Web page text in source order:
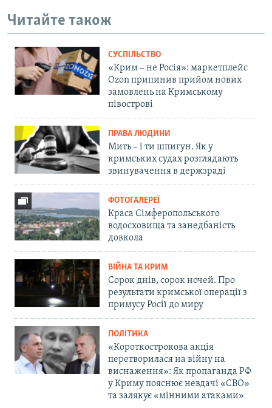
Читайте також
СУСПІЛЬСТВО
«Крим – не Росія»: маркетплейс
Ozon припинив прийом нових
замовлень на Кримському
півострові
ПРАВА ЛЮДИНИ
Мить – і ти шпигун. Як у
кримських судах розглядають
звинувачення в держзраді
ФОТОГАЛЕРЕЇ
Краса Сімферопольського
водосховища та занедбаність
довкола
ВІЙНА ТА КРИМ
Сорок днів, сорок ночей. Про
результати кримської операції з
примусу Росії до миру
ПОЛІТИКА
«Короткострокова акція
перетворилася на війну на
виснаження»: Як пропаганда РФ
у Криму пояснює невдачі «СВО»
та залякує «мінними атаками»